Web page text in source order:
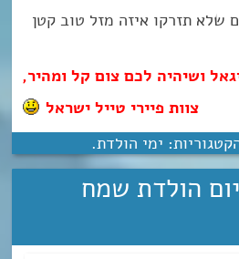
שלא תזרקו איזה מזל טוב קטן
ושיהיה לכם צום קל ומהיר,
צוות פיירי טייל ישראל
ימי הולדת.
יום הולדת שמח